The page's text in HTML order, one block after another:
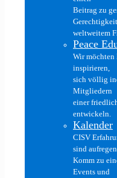
Beitrag zu
weltweitem
Peace
Wir möchten
inspirieren,
sich völlig
Mitgliedern
einer
entwickeln.
Kalender
CISV
sind
Komm zu
Events und